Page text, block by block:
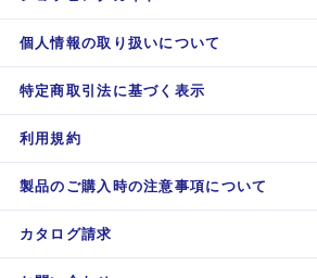
個人情報の取り扱いについて
特定商取引法に基づく表示
利用規約
製品のご購入時の注意事項について
カタログ請求